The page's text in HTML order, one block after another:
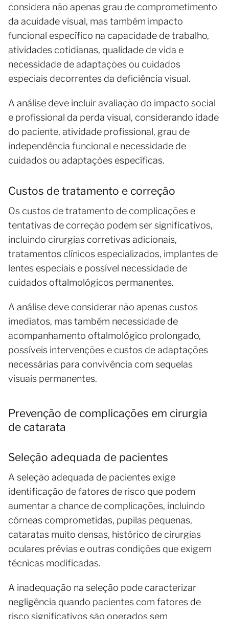
considera não apenas grau de comprometimento
da acuidade visual, mas também impacto
funcional específico na capacidade de trabalho,
atividades cotidianas, qualidade de vida e
necessidade de adaptações ou cuidados
especiais decorrentes da deficiência visual.
A análise deve incluir avaliação do impacto social
e profissional da perda visual, considerando idade
do paciente, atividade profissional, grau de
independência funcional e necessidade de
cuidados ou adaptações específicas.
Custos de tratamento e correção
Os custos de tratamento de complicações e
tentativas de correção podem ser significativos,
incluindo cirurgias corretivas adicionais,
tratamentos clínicos especializados, implantes de
lentes especiais e possível necessidade de
cuidados oftalmológicos permanentes.
A análise deve considerar não apenas custos
imediatos, mas também necessidade de
acompanhamento oftalmológico prolongado,
possíveis intervenções e custos de adaptações
necessárias para convivência com sequelas
visuais permanentes.
Prevenção de complicações em cirurgia
de catarata
Seleção adequada de pacientes
A seleção adequada de pacientes exige
identificação de fatores de risco que podem
aumentar a chance de complicações, incluindo
córneas comprometidas, pupilas pequenas,
cataratas muito densas, histórico de cirurgias
oculares prévias e outras condições que exigem
técnicas modificadas.
A inadequação na seleção pode caracterizar
negligência quando pacientes com fatores de
risco significativos são operados sem